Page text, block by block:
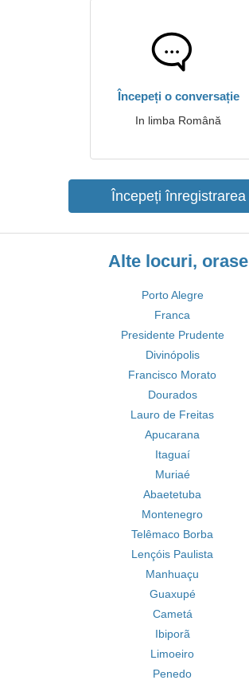
Începeți o conversație
In limba Română
Începeți înregistrarea
Alte locuri, orase
Porto Alegre
Franca
Presidente Prudente
Divinópolis
Francisco Morato
Dourados
Lauro de Freitas
Apucarana
Itaguaí
Muriaé
Abaetetuba
Montenegro
Telêmaco Borba
Lençóis Paulista
Manhuaçu
Guaxupé
Cametá
Ibiporã
Limoeiro
Penedo